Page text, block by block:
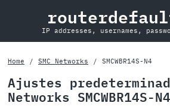
IP addresses, usernames,
Home SMC Networks SMCWBR14S-N4
Ajustes
Networks SMCWBR14S-N4